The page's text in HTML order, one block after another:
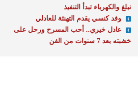
نبلغ والكهرباء تبدأ التنفيذ
وفد كنسي يقدم التهنئة للعادلي
عادل خيري.. أحب المسرح ورحل على
خشبته بعد 7 سنوات من الفن